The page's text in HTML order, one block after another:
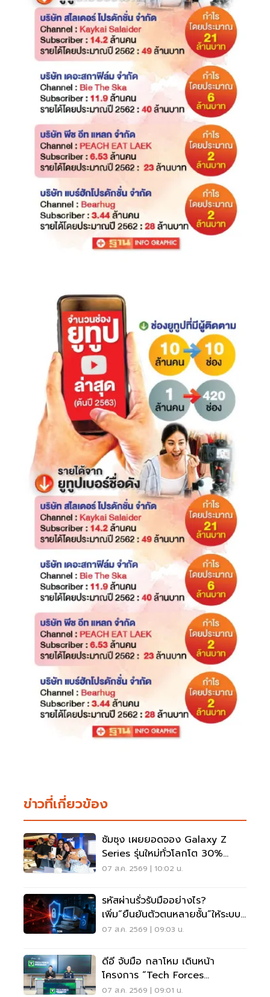
ข่าวที่เกี่ยวข้อง
ซัมซุง เผยยอดจอง Galaxy Z
Series รุ่นใหม่ทั่วโลกโต 30%
เกาหลีใต้แตะ 1.44 ล้านเครื่อง
07 ส.ค. 2569 | 10:02 น.
รหัสผ่านรั่วรับมืออย่างไร?
เพิ่ม“ยืนยันตัวตนหลายชั้น”ให้ระบบ
เดิม ไม่ต้องรื้อใหม่
07 ส.ค. 2569 | 09:03 น.
ดีอี จับมือ กลาโหม เดินหน้า
โครงการ “Tech Forces
Program”
07 ส.ค. 2569 | 09:01 น.